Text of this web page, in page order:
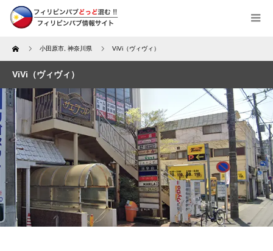
Home 小田原市 神奈川県 ViVi（ヴィヴィ）
ViVi（ヴィヴィ）